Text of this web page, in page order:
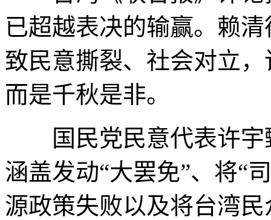
已超越表决的输赢。赖
致民意撕裂、社会对立
而是千秋是非。
国民党民意代表许宇
涵盖发动“大罢免”、将“
源政策失败以及将台湾